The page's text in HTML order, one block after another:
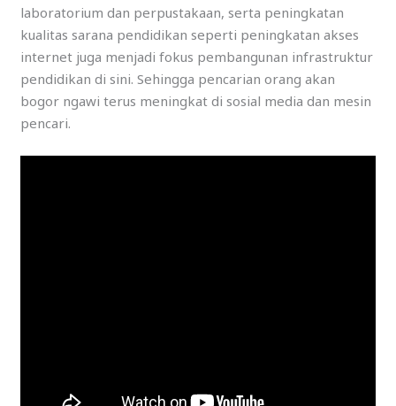
laboratorium dan perpustakaan, serta peningkatan
kualitas sarana pendidikan seperti peningkatan akses
internet juga menjadi fokus pembangunan infrastruktur
pendidikan di sini. Sehingga pencarian orang akan
bogor ngawi terus meningkat di sosial media dan mesin
pencari.